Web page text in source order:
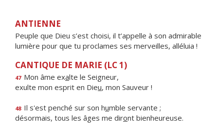
ANTIENNE
Peuple que Dieu s’est choisi, il t’appelle à son admirable
lumière pour que tu proclames ses merveilles, alléluia !
CANTIQUE DE MARIE (LC 1)
47 Mon âme exalte le Seigneur,
exulte mon esprit en Dieu, mon Sauveur !
48 Il s'est penché sur son humble servante ;
désormais, tous les âges me diront bienheureuse.